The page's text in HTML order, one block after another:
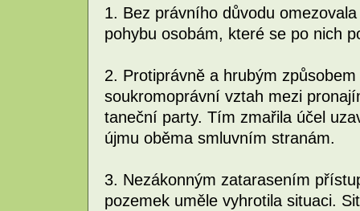
1. Bez právního důvodu
pohybu osobám, které se po nich
2. Protiprávně a hrubým
soukromoprávní vztah mezi
taneční party. Tím zmařila účel
újmu oběma smluvním stranám.
3. Nezákonným zatarasením
pozemek uměle vyhrotila situaci.